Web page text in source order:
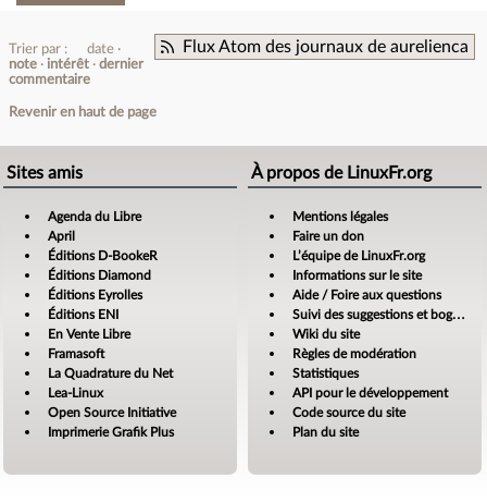
Flux Atom des journaux de aurelienca
Trier par :
date
note
intérêt
dernier
commentaire
Revenir en haut de page
Sites amis
Agenda du Libre
April
Éditions D-BookeR
Éditions Diamond
Éditions Eyrolles
Éditions ENI
En Vente Libre
Framasoft
La Quadrature du Net
Lea-Linux
Open Source Initiative
Imprimerie Grafik Plus
À propos de LinuxFr.org
Mentions légales
Faire un don
L’équipe de LinuxFr.org
Informations sur le site
Aide / Foire aux questions
Suivi des suggestions et bogues
Wiki du site
Règles de modération
Statistiques
API pour le développement
Code source du site
Plan du site